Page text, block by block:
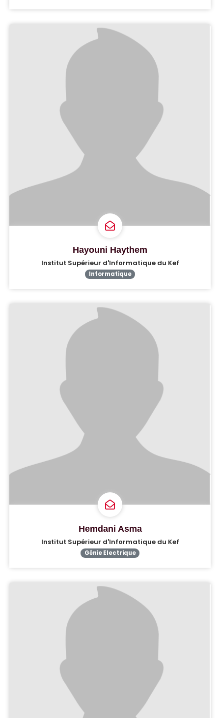
Hayouni Haythem
Institut Supérieur d'Informatique du Kef
Informatique
Hemdani Asma
Institut Supérieur d'Informatique du Kef
Génie Electrique